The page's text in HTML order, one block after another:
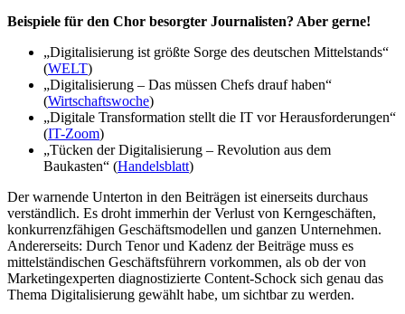
Beispiele für den Chor besorgter Journalisten? Aber gerne!
„Digitalisierung ist größte Sorge des deutschen Mittelstands“
(WELT)
„Digitalisierung – Das müssen Chefs drauf haben“
(Wirtschaftswoche)
„Digitale Transformation stellt die IT vor Herausforderungen“
(IT-Zoom)
„Tücken der Digitalisierung – Revolution aus dem
Baukasten“ (Handelsblatt)
Der warnende Unterton in den Beiträgen ist einerseits durchaus
verständlich. Es droht immerhin der Verlust von Kerngeschäften,
konkurrenzfähigen Geschäftsmodellen und ganzen Unternehmen.
Andererseits: Durch Tenor und Kadenz der Beiträge muss es
mittelständischen Geschäftsführern vorkommen, als ob der von
Marketingexperten diagnostizierte Content-Schock sich genau das
Thema Digitalisierung gewählt habe, um sichtbar zu werden.